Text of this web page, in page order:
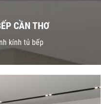
CẦN THƠ
kính tủ bếp